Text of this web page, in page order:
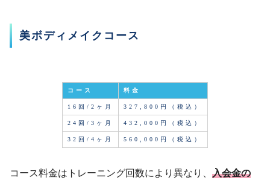
美ボディメイクコース
コース 料金
16回/2ヶ月 327,800円（税込）
24回/3ヶ月 432,000円（税込）
32回/4ヶ月 560,000円（税込）
コース料金はトレーニング回数により異なり、 入会金の